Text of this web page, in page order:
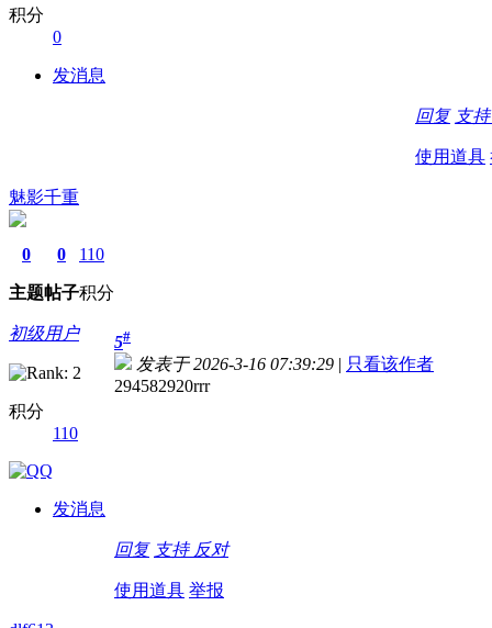
积分
0
发消息
回复 支
使用道具
魅影千重
0
主题
0
帖子
110
积分
初级用户
积分
110
发消息
5#
发表于 2026-3-16 07:39:29 | 只看该作者
294582920rrr
回复 支持 反对
使用道具 举报